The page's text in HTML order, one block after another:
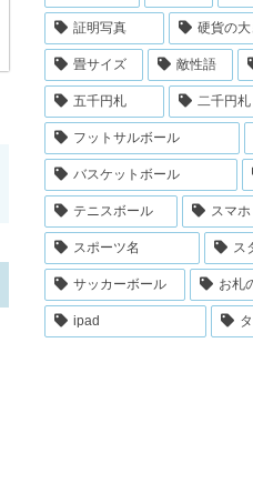
証明写真 硬貨の大
畳サイズ 敵性語
五千円札 二千円札
フットサルボール
バスケットボール
テニスボール スマホ
スポーツ名 ス
サッカーボール お札
ipad